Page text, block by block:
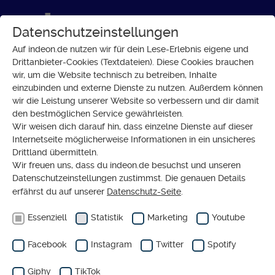
SOZIALES
Evangelische Jugend fürchtet
um ihre Jugendhäuser
Ergänzender redaktioneller Inhalt von
Eigentlich haben wir hier einen tollen Inhalt von
Datenschutzeinstellungen
Auf indeon.de nutzen wir für dein Lese-Erlebnis eigene und
Drittanbieter-Cookies (Textdateien). Diese Cookies brauchen
wir, um die Website technisch zu betreiben, Inhalte
einzubinden und externe Dienste zu nutzen. Außerdem können
wir die Leistung unserer Website so verbessern und dir damit
den bestmöglichen Service gewährleisten.
Wir weisen dich darauf hin, dass einzelne Dienste auf dieser
Internetseite möglicherweise Informationen in ein unsicheres
Drittland übermitteln.
Wir freuen uns, dass du indeon.de besuchst und unseren
Datenschutzeinstellungen zustimmst. Die genauen Details
erfährst du auf unserer Datenschutz-Seite
Essenziell Statistik Marketing Youtube
Facebook Instagram Twitter Spotify
Giphy TikTok